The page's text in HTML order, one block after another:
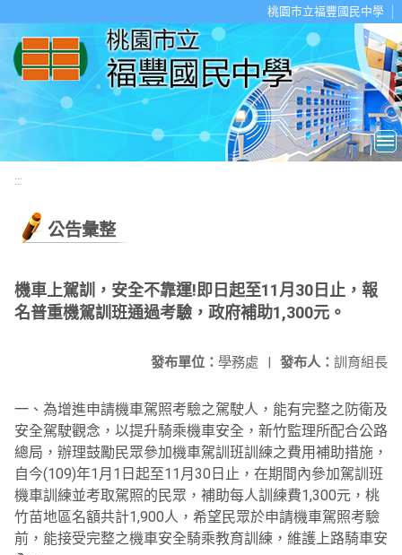
桃園市立福豐國民中學
:::
公告彙整
機車上駕訓，安全不靠運!即日起至11月30日止，報
名普重機駕訓班通過考驗，政府補助1,300元。
發布人： 訓育組長
發布單位： 學務處 |
一、為增進申請機車駕照考驗之駕駛人，能有完整之防衛及
安全駕駛觀念，以提升騎乘機車安全，新竹監理所配合公路
總局，辦理鼓勵民眾參加機車駕訓班訓練之費用補助措施，
自今(109)年1月1日起至11月30日止，在期間內參加駕訓班
機車訓練並考取駕照的民眾，補助每人訓練費1,300元，桃
竹苗地區名額共計1,900人，希望民眾於申請機車駕照考驗
前，能接受完整之機車安全騎乘教育訓練，維護上路騎車安